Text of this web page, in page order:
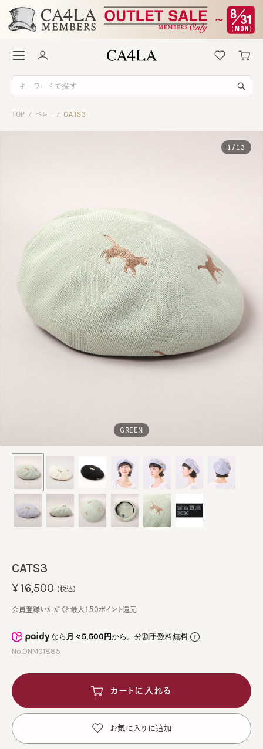
TOP / ベレー / CATS3
GREEN
1 / 13
CATS3
なら月々5,500円から。分割手数料無料
No.ONM01885
¥16,500 (税込)
会員登録いただくと最大150ポイント還元
カートに入れる
お気に入りに追加